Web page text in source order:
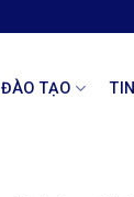
ĐÀO TẠO